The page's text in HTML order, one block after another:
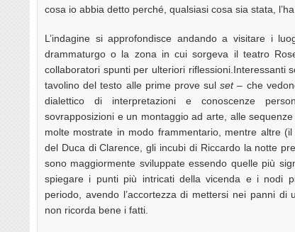
cosa io abbia detto perché, qualsiasi cosa sia stata,
L’indagine si approfondisce andando a visitare i
drammaturgo o la zona in cui sorgeva il teatro
collaboratori spunti per ulteriori riflessioni.Interessanti
tavolino del testo alle prime prove sulset– che
dialettico di interpretazioni e conoscenze
sovrapposizioni e un montaggio ad arte, alle
molte mostrate in modo frammentario, mentre altre
del Duca di Clarence, gli incubi di Riccardo la notte
sono maggiormente sviluppate essendo quelle più
spiegare i punti più intricati della vicenda e i nodi
periodo, avendo l’accortezza di mettersi nei panni
non ricorda bene i fatti.